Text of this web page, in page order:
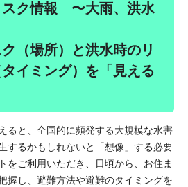
スク情報 〜大雨、洪水
（場所）と洪水時のリ
イミング）を「見える
ると、全国的に頻発する大規模な水害
するかもしれないと「想像」する必要
をご利用いただき、日頃から、お住ま
握し、避難方法や避難のタイミングを